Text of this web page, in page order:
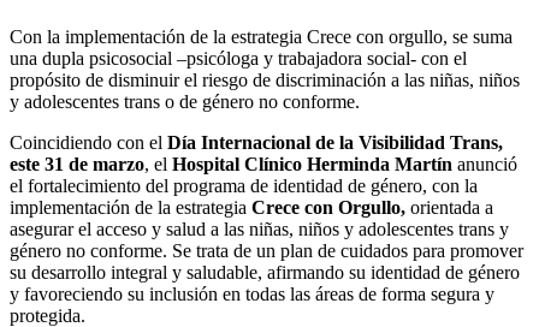
Con la implementación de la estrategia Crece con orgullo, se suma
una dupla psicosocial –psicóloga y trabajadora social- con el
propósito de disminuir el riesgo de discriminación a las niñas, niños
y adolescentes trans o de género no conforme.
Coincidiendo con el Día Internacional de la Visibilidad Trans,
este 31 de marzo, el Hospital Clínico Herminda Martín anunció
el fortalecimiento del programa de identidad de género, con la
implementación de la estrategia Crece con Orgullo, orientada a
asegurar el acceso y salud a las niñas, niños y adolescentes trans y
género no conforme. Se trata de un plan de cuidados para promover
su desarrollo integral y saludable, afirmando su identidad de género
y favoreciendo su inclusión en todas las áreas de forma segura y
protegida.